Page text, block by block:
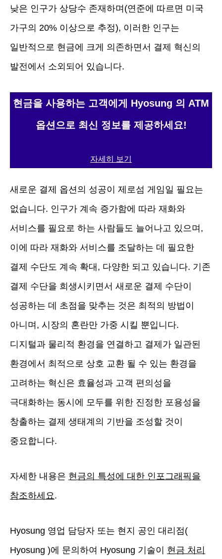
낮은 인구가 상당수 존재하며(연준에 따르면 미국
가구의 20% 이상으로 추정), 이러한 인구는
일반적으로 현금에 크게 의존하면서 결제 혁신의
발전에서 소외되어 있습니다.
현금을 사용하는 고객에게 Hyosung 의 ATM
옵션으로 최신 정보를 제공하세요!
자세히 보기
새로운 결제 옵션의 성공이 제로섬 게임일 필요는
없습니다. 인구가 계속 증가함에 따라 재화와
서비스를 필요로 하는 사람들도 늘어나고 있으며,
이에 따라 재화와 서비스를 조달하는 데 필요한
결제 수단도 계속 확대, 다양한 되고 있습니다. 기존
결제 수단을 희생시키면서 새로운 결제 수단이
성공하는 데 초점을 맞추는 것은 최적의 방법이
아니며, 시장의 혼란만 가중 시킬 뿐입니다.
디지털과 물리적 환경을 연결하고 결제가 일관된
환경에서 최적으로 상호 교환 될 수 있는 환경을
고려하는 혁신은 효율성과 고객 편의성을
극대화하는 동시에 모두를 위한 진정한 포용성을
창출하는 결제 생태계의 기반을 조성할 것이
중요합니다.
자세한 내용은 현금의 특성에 대한 인포그래픽을
참조하세요.
Hyosung 영업 담당자 또는 현지 공인 대리점(
Hyosung )에 문의하여 Hyosung 기술이 현금 처리